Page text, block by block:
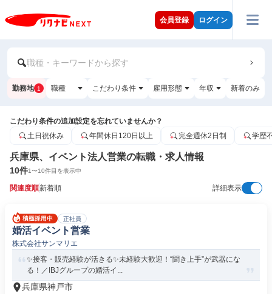
会員登録 ログイン
職種・キーワードから探す
勤務地 1 職種 こだわり条件 雇用形態 年収 新着のみ
こだわり条件の追加設定を忘れていませんか？
土日祝休み
年間休日120日以上 完全週休2日制 学歴
兵庫県、イベント法人営業の転職・求人情報
10件1〜10件目を表示中
関連度順新着順 詳細表示
正社員
婚活イベント営業
株式会社サンマリエ
✨接客・販売経験が活きる✨未経験大歓迎！“聞き上手”が武器にな
る！／IBJグループの婚活イ...
兵庫県神戸市